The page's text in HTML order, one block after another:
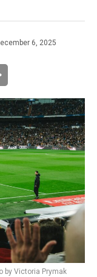
6, 2025
by Victoria Prymak